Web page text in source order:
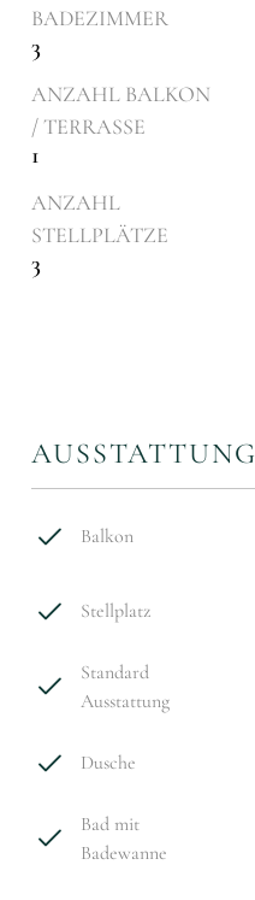
BADEZIMMER
3
ANZAHL BALKON
/ TERRASSE
1
ANZAHL
STELLPLÄTZE
3
AUSSTATTUNG
Balkon
Stellplatz
Standard
Ausstattung
Dusche
Bad mit
Badewanne